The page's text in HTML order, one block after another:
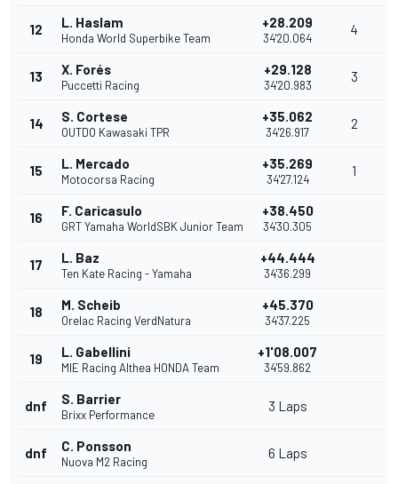
12 L. Haslam
Honda World Superbike Team
+28.209
34'20.064
4
13 X. Forés
Puccetti Racing
+29.128
34'20.983
3
14 S. Cortese
OUTDO Kawasaki TPR
+35.062
34'26.917
2
15 L. Mercado
Motocorsa Racing
+35.269
34'27.124
1
16 F. Caricasulo
GRT Yamaha WorldSBK Junior Team
+38.450
34'30.305
17 L. Baz
Ten Kate Racing - Yamaha
+44.444
34'36.299
18 M. Scheib
Orelac Racing VerdNatura
+45.370
34'37.225
19 L. Gabellini
MIE Racing Althea HONDA Team
+1'08.007
34'59.862
dnf S. Barrier
Brixx Performance
3 Laps
dnf C. Ponsson
Nuova M2 Racing
6 Laps